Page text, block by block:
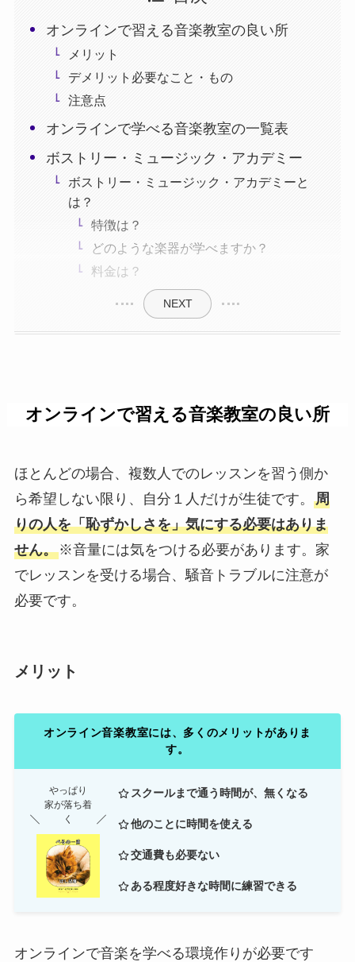
オンラインで習える音楽教室の良い所
メリット
デメリット必要なこと・もの
注意点
オンラインで学べる音楽教室の一覧表
ボストリー・ミュージック・アカデミー
ボストリー・ミュージック・アカデミーと
は？
特徴は？
どのような楽器が学べますか？
料金は？
NEXT
オンラインで習える音楽教室の良い所
ほとんどの場合、複数人でのレッスンを習う側か
ら希望しない限り、自分１人だけが生徒です。 周
りの人を「恥ずかしさを」気にする必要はありま
せん。※音量には気をつける必要があります。家
でレッスンを受ける場合、騒音トラブルに注意が
必要です。
メリット
オンライン音楽教室には、多くのメリットがありま
す。
スクールまで通う時間が、無くなる
他のことに時間を使える
交通費も必要ない
ある程度好きな時間に練習できる
やっぱり
家が落ち着
く
オンラインで音楽を学べる環境作りが必要です